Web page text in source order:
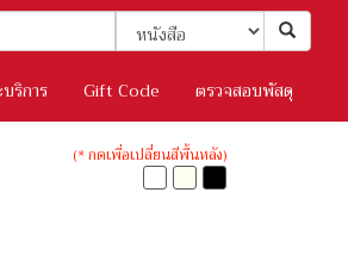
ริการ Gift Code ตรวจสอบพัสดุ
(* กดเพื่อเปลี่ยนสีพื้นหลัง)